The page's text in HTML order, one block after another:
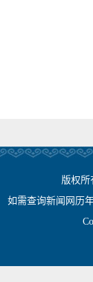
版权
如需查询新闻网历